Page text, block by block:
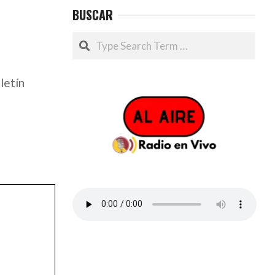
BUSCAR
Search